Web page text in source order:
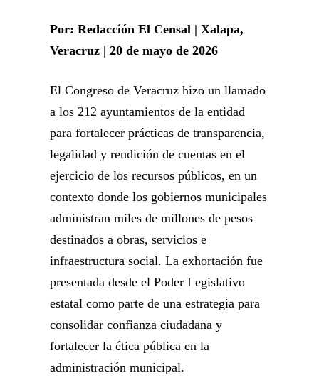
Por: Redacción El Censal | Xalapa,
Veracruz | 20 de mayo de 2026
El Congreso de Veracruz hizo un llamado
a los 212 ayuntamientos de la entidad
para fortalecer prácticas de transparencia,
legalidad y rendición de cuentas en el
ejercicio de los recursos públicos, en un
contexto donde los gobiernos municipales
administran miles de millones de pesos
destinados a obras, servicios e
infraestructura social. La exhortación fue
presentada desde el Poder Legislativo
estatal como parte de una estrategia para
consolidar confianza ciudadana y
fortalecer la ética pública en la
administración municipal.